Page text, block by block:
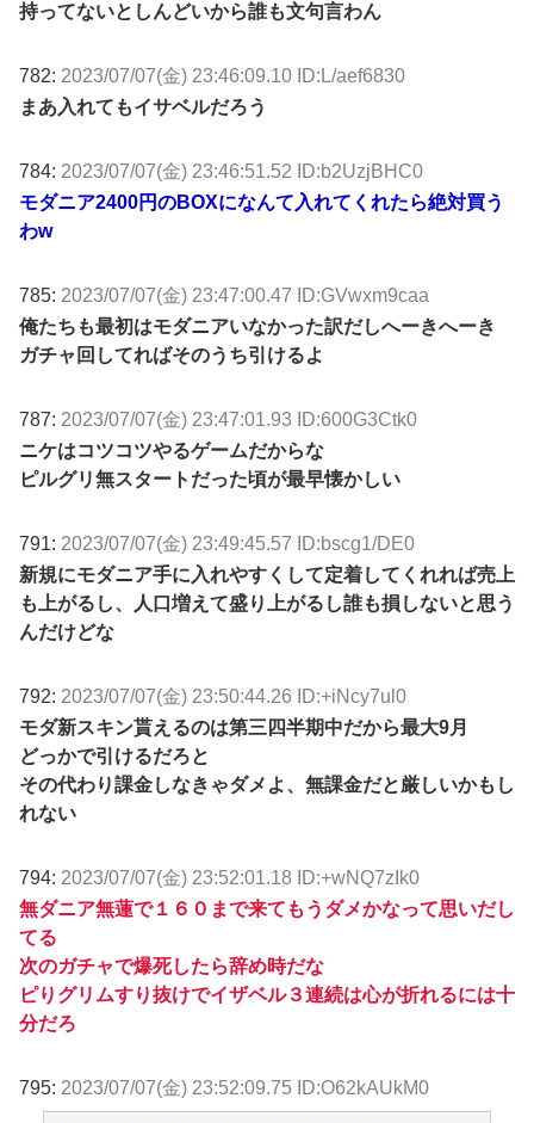
持ってないとしんどいから誰も文句言わん
782: 2023/07/07(金) 23:46:09.10 ID:L/aef6830
まあ入れてもイサベルだろう
784: 2023/07/07(金) 23:46:51.52 ID:b2UzjBHC0
モダニア2400円のBOXになんて入れてくれたら絶対買う
わw
785: 2023/07/07(金) 23:47:00.47 ID:GVwxm9caa
俺たちも最初はモダニアいなかった訳だしへーきへーき
ガチャ回してればそのうち引けるよ
787: 2023/07/07(金) 23:47:01.93 ID:600G3Ctk0
ニケはコツコツやるゲームだからな
ピルグリ無スタートだった頃が最早懐かしい
791: 2023/07/07(金) 23:49:45.57 ID:bscg1/DE0
新規にモダニア手に入れやすくして定着してくれれば売上
も上がるし、人口増えて盛り上がるし誰も損しないと思う
んだけどな
792: 2023/07/07(金) 23:50:44.26 ID:+iNcy7ul0
モダ新スキン貰えるのは第三四半期中だから最大9月
どっかで引けるだろと
その代わり課金しなきゃダメよ、無課金だと厳しいかもし
れない
794: 2023/07/07(金) 23:52:01.18 ID:+wNQ7zIk0
無ダニア無蓮で１６０まで来てもうダメかなって思いだし
てる
次のガチャで爆死したら辞め時だな
ピりグリムすり抜けでイザベル３連続は心が折れるには十
分だろ
795: 2023/07/07(金) 23:52:09.75 ID:O62kAUkM0